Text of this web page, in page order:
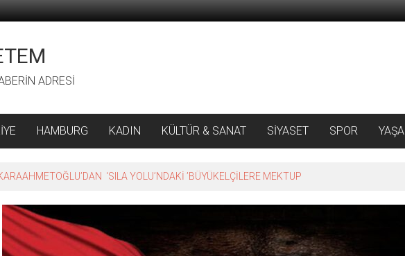
ADRESİ
HAMBURG KADIN KÜLTÜR & SANAT SİYASET SPOR
‘SILA YOLU’NDAKİ ’BÜYÜKELÇİLERE MEKTUP